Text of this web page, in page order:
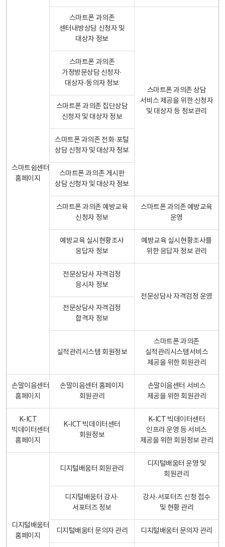
스마트쉼센터
홈페이지
스마트폰 과의존
센터내방상담 신청자 및
대상자 정보
스마트폰 과의존 상담
서비스 제공을 위한 신청자
및 대상자 등 정보관리
스마트폰 과의존
가정방문상담 신청자·
대상자·동의자 정보
스마트폰 과의존 집단상담
신청자 및 대상자 정보
스마트폰 과의존 전화·포털
상담 신청자 및 대상자 정보
스마트폰 과의존 게시판
상담 신청자 및 대상자 정보
스마트폰 과의존 예방교육
신청자 정보
스마트폰 과의존 예방교육
운영
예방교육 실시현황조사
응답자 정보
예방교육 실시현황조사를
위한 응답자 정보 관리
전문상담사 자격검정
응시자 정보
전문상담사 자격검정 운영
전문상담사 자격검정
합격자 정보
실적관리시스템 회원정보
스마트폰 과의존
실적관리시스템서비스
제공을 위한 회원관리
손말이음센터
홈페이지
손말이음센터 홈페이지
회원관리
손말이음센터 서비스
제공을 위한 회원관리
K-ICT
빅데이터센터
홈페이지
K-ICT 빅데이터센터
회원정보
K-ICT 빅데이터센터
인프라 운영 등 서비스
제공을 위한 회원정보 관리
디지털배움터
홈페이지
디지털배움터 회원관리
디지털배움터 운영 및
회원관리
디지털배움터 강사·
서포터즈 정보
강사·서포터즈 신청 접수
및 현황 관리
디지털배움터 문의자 관리 디지털배움터 문의자 관리